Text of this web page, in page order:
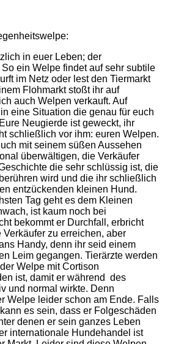
in euer Leben; der
ein Welpe findet auf sehr subtile
im Netz oder lest den Tiermarkt
Flohmarkt stoßt ihr auf
auch Welpen verkauft. Auf
eine Situation die genau für euch
Neugierde ist geweckt, ihr
schließlich vor ihm: euren Welpen.
mit seinem süßen Aussehen
überwältigen, die Verkäufer
die sehr schlüssig ist, die
wird und die ihr schließlich
entzückenden kleinen Hund.
Tag geht es dem Kleinen
ist kaum noch bei
bekommt er Durchfall, erbricht
Verkäufer zu erreichen, aber
Handy, denn ihr seid einem
Leim gegangen. Tierärzte werden
Welpe mit Cortison
ist, damit er während des
und normal wirkte. Denn
Welpe leider schon am Ende. Falls
es sein, dass er Folgeschäden
denen er sein ganzes Leben
internationale Hundehandel ist